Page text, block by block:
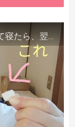
腎臓（腰）に「まるくん」を貼って寝たら、翌朝めちゃ楽でびっくりしました。腎臓叩いても痛くない！【お客様の声を試してみた】